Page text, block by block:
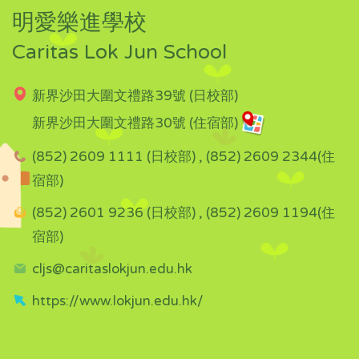
明愛樂進學校
Caritas Lok Jun School
新界沙田大圍文禮路39號 (日校部)
新界沙田大圍文禮路30號 (住宿部)
(852) 2609 1111 (日校部) , (852) 2609 2344(住
宿部)
(852) 2601 9236 (日校部) , (852) 2609 1194(住
宿部)
cljs@caritaslokjun.edu.hk
https://www.lokjun.edu.hk/